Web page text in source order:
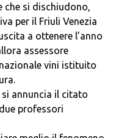
che si dischiudono,
per il Friuli Venezia
a ottenere l’anno
assessore
vini istituito
annuncia il citato
professori